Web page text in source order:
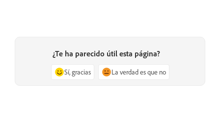
¿Te ha parecido útil esta página?
Sí, gracias La verdad es que no